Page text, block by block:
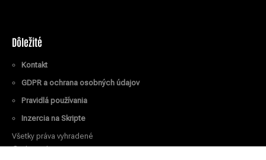
Dôležité
Kontakt
GDPR a ochrana osobných údajov
Pravidlá používania
Inzercia na Skripte
Všetky práva vyhradené
© Skript.sk